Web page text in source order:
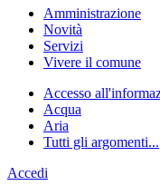
Amministrazione
Novità
Servizi
Vivere il comune
Accesso
Acqua
Aria
Tutti gli argomenti...
Accedi